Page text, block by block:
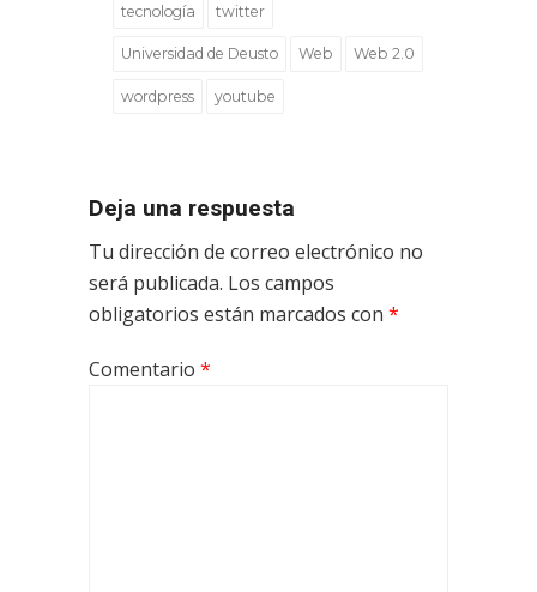
tecnología twitter
Universidad de Deusto Web Web 2.0
wordpress youtube
Deja una respuesta
Tu dirección de correo electrónico no
será publicada. Los campos
obligatorios están marcados con *
Comentario *